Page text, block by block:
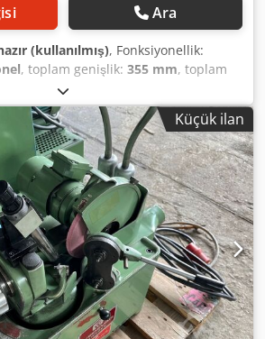
Ara
(kullanılmış), Fonksiyonellik:
, toplam genişlik: 355 mm, toplam
toplam yükseklik:
Otomatik Matkap Bileme
Sze Ailjha Model: 108
Küçük ilan